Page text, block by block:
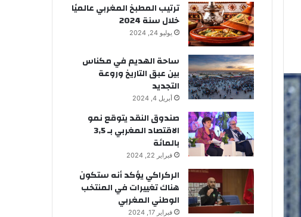
ترتيب المطبخ المغربي عالميًا
خلال سنة 2024
يوليو 24, 2024
ساحة الهديم في مكناس
بين عبق التاريخ وروعة
التجديد
أبريل 4, 2024
صندوق النقد يتوقع نمو
الاقتصاد المغربي بـ 3,5
بالمائة
فبراير 22, 2024
الركراكي يؤكد أنه ستكون
هناك تغييرات في المنتخب
الوطني المغربي
فبراير 17, 2024